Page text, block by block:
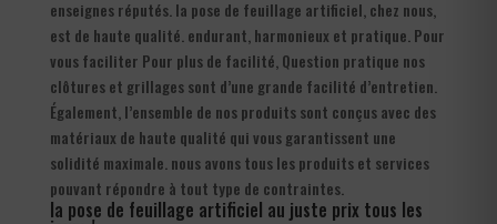
enseignes réputés. la pose de feuillage artificiel, chez nous,
est de haute qualité. endurant, harmonieux et pratique. Pour
vous faciliter Pour plus de facilité, Question pratique nos
clôtures et grillages sont d’une grande facilité d’entretien.
Également, l’ensemble de nos produits sont conçus avec des
matériaux de haute qualité qui vous garantissent une
solidité maximale. nous avons tous les produits et services
pouvant répondre à tout type de contraintes.
la pose de feuillage artificiel au juste prix tous les